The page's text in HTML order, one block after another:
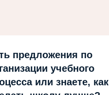
предложения по
учебного
или знаете, как